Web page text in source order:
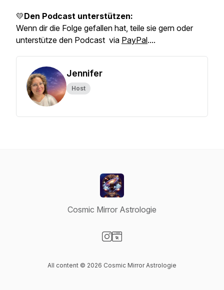
💛Den Podcast unterstützen:
Wenn dir die Folge gefallen hat, teile sie gern oder
unterstütze den Podcast via PayPal....
Jennifer
Host
Cosmic Mirror Astrologie
All content © 2026 Cosmic Mirror Astrologie